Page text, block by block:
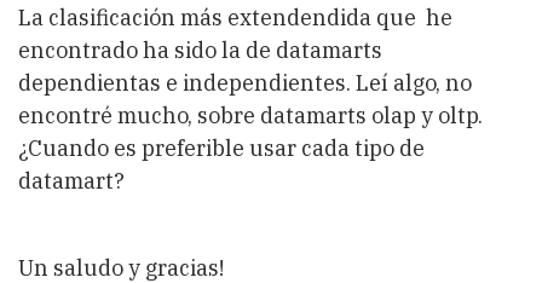
La clasificación más extendendida que he
encontrado ha sido la de datamarts
dependientas e independientes. Leí algo, no
encontré mucho, sobre datamarts olap y oltp.
¿Cuando es preferible usar cada tipo de
datamart?
Un saludo y gracias!